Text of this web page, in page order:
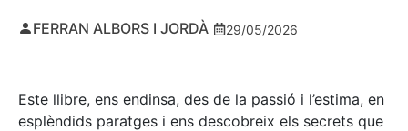
FERRAN ALBORS I JORDÀ 29/05/2026
Este llibre, ens endinsa, des de la passió i l’estima, en
esplèndids paratges i ens descobreix els secrets que